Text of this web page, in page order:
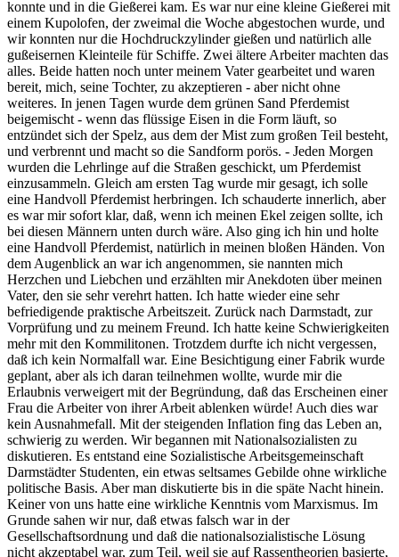
konnte und in die Gießerei kam. Es war nur eine kleine Gießerei mit
einem Kupolofen, der zweimal die Woche abgestochen wurde, und
wir konnten nur die Hochdruckzylinder gießen und natürlich alle
gußeisernen Kleinteile für Schiffe. Zwei ältere Arbeiter machten das
alles. Beide hatten noch unter meinem Vater gearbeitet und waren
bereit, mich, seine Tochter, zu akzeptieren - aber nicht ohne
weiteres. In jenen Tagen wurde dem grünen Sand Pferdemist
beigemischt - wenn das flüssige Eisen in die Form läuft, so
entzündet sich der Spelz, aus dem der Mist zum großen Teil besteht,
und verbrennt und macht so die Sandform porös. - Jeden Morgen
wurden die Lehrlinge auf die Straßen geschickt, um Pferdemist
einzusammeln. Gleich am ersten Tag wurde mir gesagt, ich solle
eine Handvoll Pferdemist herbringen. Ich schauderte innerlich, aber
es war mir sofort klar, daß, wenn ich meinen Ekel zeigen sollte, ich
bei diesen Männern unten durch wäre. Also ging ich hin und holte
eine Handvoll Pferdemist, natürlich in meinen bloßen Händen. Von
dem Augenblick an war ich angenommen, sie nannten mich
Herzchen und Liebchen und erzählten mir Anekdoten über meinen
Vater, den sie sehr verehrt hatten. Ich hatte wieder eine sehr
befriedigende praktische Arbeitszeit. Zurück nach Darmstadt, zur
Vorprüfung und zu meinem Freund. Ich hatte keine Schwierigkeiten
mehr mit den Kommilitonen. Trotzdem durfte ich nicht vergessen,
daß ich kein Normalfall war. Eine Besichtigung einer Fabrik wurde
geplant, aber als ich daran teilnehmen wollte, wurde mir die
Erlaubnis verweigert mit der Begründung, daß das Erscheinen einer
Frau die Arbeiter von ihrer Arbeit ablenken würde! Auch dies war
kein Ausnahmefall. Mit der steigenden Inflation fing das Leben an,
schwierig zu werden. Wir begannen mit Nationalsozialisten zu
diskutieren. Es entstand eine Sozialistische Arbeitsgemeinschaft
Darmstädter Studenten, ein etwas seltsames Gebilde ohne wirkliche
politische Basis. Aber man diskutierte bis in die späte Nacht hinein.
Keiner von uns hatte eine wirkliche Kenntnis vom Marxismus. Im
Grunde sahen wir nur, daß etwas falsch war in der
Gesellschaftsordnung und daß die nationalsozialistische Lösung
nicht akzeptabel war, zum Teil, weil sie auf Rassentheorien basierte,